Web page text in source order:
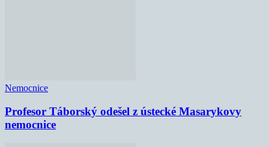
Nemocnice
Profesor Táborský odešel z ústecké Masarykovy
nemocnice